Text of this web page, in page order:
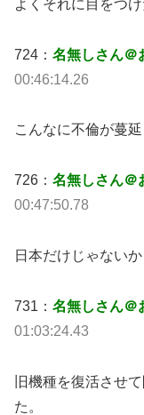
よくそれに目をつ
724： 名無しさん＠
00:46:14.26
こんなに不倫が蔓
726： 名無しさん＠
00:47:50.78
日本だけじゃないか
731： 名無しさん＠
01:03:24.43
旧機種を復活させ
た。